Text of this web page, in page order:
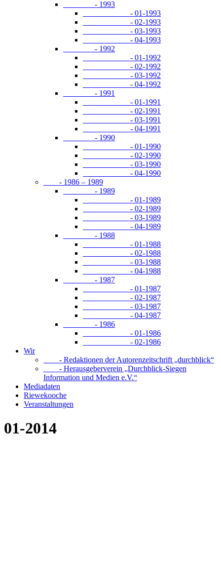
- 1993
- 01-1993
- 02-1993
- 03-1993
- 04-1993
- 1992
- 01-1992
- 02-1992
- 03-1992
- 04-1992
- 1991
- 01-1991
- 02-1991
- 03-1991
- 04-1991
- 1990
- 01-1990
- 02-1990
- 03-1990
- 04-1990
- 1986 – 1989
- 1989
- 01-1989
- 02-1989
- 03-1989
- 04-1989
- 1988
- 01-1988
- 02-1988
- 03-1988
- 04-1988
- 1987
- 01-1987
- 02-1987
- 03-1987
- 04-1987
- 1986
- 01-1986
- 02-1986
Wir
- Redaktionen der Autorenzeitschrift „durchblick“
- Herausgeberverein „Durchblick-Siegen
Information und Medien e.V.“
Mediadaten
Riewekooche
Veranstaltungen
01-2014